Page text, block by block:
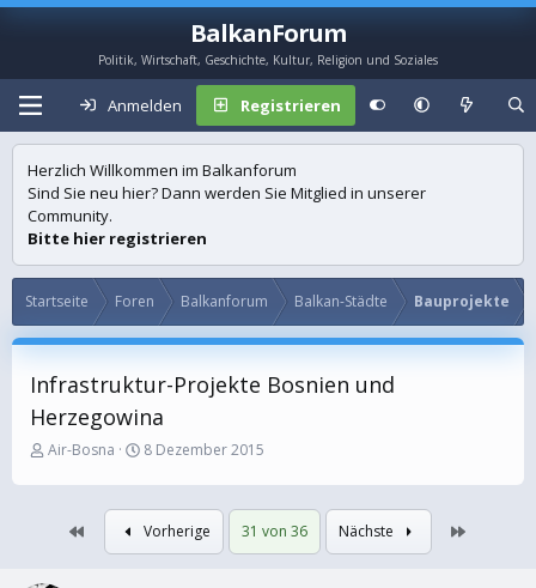
BalkanForum
Politik, Wirtschaft, Geschichte, Kultur, Religion und Soziales
Anmelden Registrieren
Herzlich Willkommen im Balkanforum
Sind Sie neu hier? Dann werden Sie Mitglied in unserer
Community.
Bitte hier registrieren
Startseite Foren Balkanforum Balkan-Städte Bauprojekte
Infrastruktur-Projekte Bosnien und
Herzegowina
E
s
Air-Bosna
E
s
t
e
l
8 Dezember 2015
Vorherige 31 von 36 Nächste